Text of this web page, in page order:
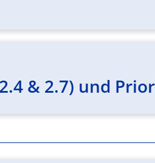
& 2.7) und